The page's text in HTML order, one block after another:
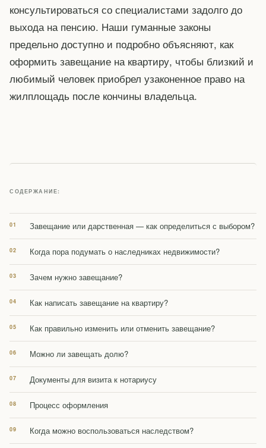
консультироваться со специалистами задолго до
выхода на пенсию. Наши гуманные законы
предельно доступно и подробно объясняют, как
оформить завещание на квартиру, чтобы близкий и
любимый человек приобрел узаконенное право на
жилплощадь после кончины владельца.
СОДЕРЖАНИЕ:
Завещание или дарственная — как определиться с выбором?
Когда пора подумать о наследниках недвижимости?
Зачем нужно завещание?
Как написать завещание на квартиру?
Как правильно изменить или отменить завещание?
Можно ли завещать долю?
Документы для визита к нотариусу
Процесс оформления
Когда можно воспользоваться наследством?